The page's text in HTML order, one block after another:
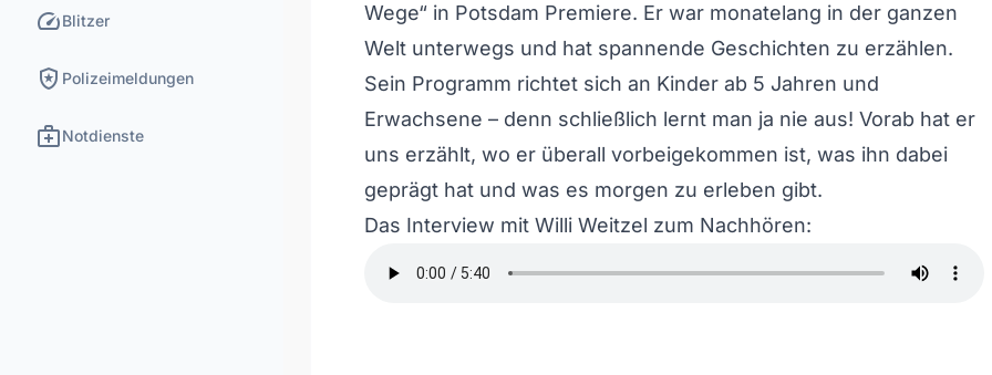
speedBlitzer
local_police Polizeimeldungen
medical_servicesNotdienste
Wege“ in Potsdam Premiere. Er war monatelang in der ganzen
Welt unterwegs und hat spannende Geschichten zu erzählen.
Sein Programm richtet sich an Kinder ab 5 Jahren und
Erwachsene – denn schließlich lernt man ja nie aus! Vorab hat er
uns erzählt, wo er überall vorbeigekommen ist, was ihn dabei
geprägt hat und was es morgen zu erleben gibt.
Das Interview mit Willi Weitzel zum Nachhören: